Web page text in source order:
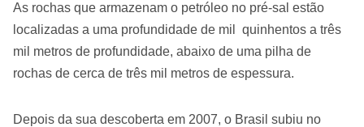
As rochas que armazenam o petróleo no pré-sal estão
localizadas a uma profundidade de mil quinhentos a três
mil metros de profundidade, abaixo de uma pilha de
rochas de cerca de três mil metros de espessura.
Depois da sua descoberta em 2007, o Brasil subiu no